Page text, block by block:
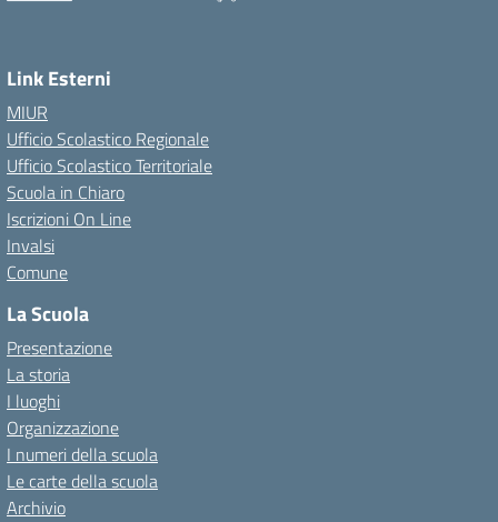
Link Esterni
MIUR
Ufficio Scolastico Regionale
Ufficio Scolastico Territoriale
Scuola in Chiaro
Iscrizioni On Line
Invalsi
Comune
La Scuola
Presentazione
La storia
I luoghi
Organizzazione
I numeri della scuola
Le carte della scuola
Archivio